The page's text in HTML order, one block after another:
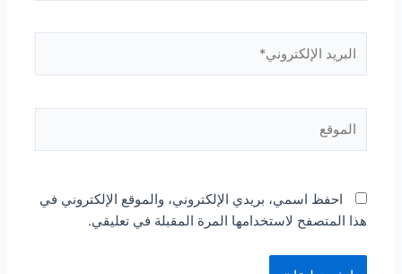
الإلكتروني*
احفظ اسمي، بريدي الإلكتروني، والموقع الإلكتروني في
هذا المتصفح لاستخدامها المرة المقبلة في تعليقي.